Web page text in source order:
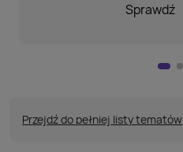
Sprawdź
Przejdź do pełniej listy tematów